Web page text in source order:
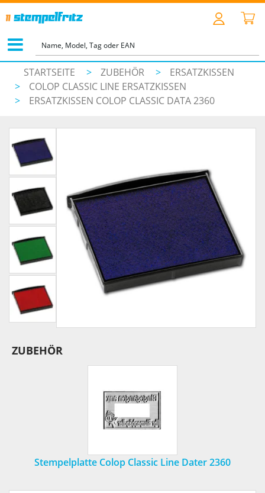
STARTSEITE > ZUBEHÖR >
ERSATZKISSEN
>
COLOP CLASSIC LINE ERSATZKISSEN
>
ERSATZKISSEN COLOP CLASSIC DATA 2360
ZUBEHÖR
Stempelplatte Colop Classic Line Dater 2360